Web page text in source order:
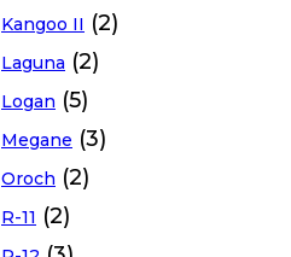
Kangoo II (2)
Laguna (2)
Logan (5)
Megane (3)
Oroch (2)
R-11 (2)